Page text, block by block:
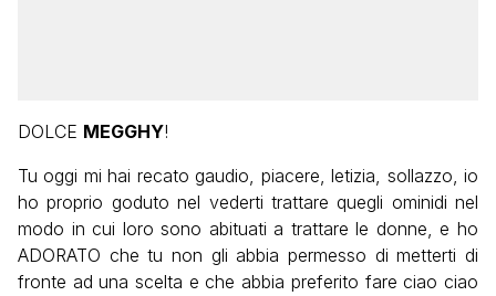
DOLCE MEGGHY!
Tu oggi mi hai recato gaudio, piacere, letizia, sollazzo, io
ho proprio goduto nel vederti trattare quegli ominidi nel
modo in cui loro sono abituati a trattare le donne, e ho
ADORATO che tu non gli abbia permesso di metterti di
fronte ad una scelta e che abbia preferito fare ciao ciao